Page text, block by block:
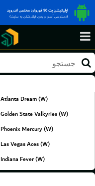
اپلیکیشن بت 90 فوروارد مختص اندروید
(دسترسی آسان و بدون فیلترشکن به سایت)
Atlanta Dream (W)
Golden State Valkyries (W)
Phoenix Mercury (W)
Las Vegas Aces (W)
Indiana Fever (W)